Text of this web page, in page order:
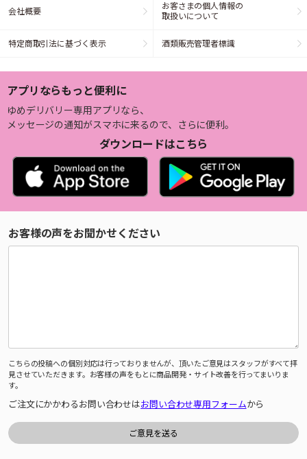
会社概要
お客さまの個人情報の
取扱いについて
特定商取引法に基づく表示 酒類販売管理者標識
アプリならもっと便利に
ゆめデリバリー専用アプリなら、
メッセージの通知がスマホに来るので、さらに便利。
ダウンロードはこちら
お客様の声をお聞かせください
こちらの投稿への個別対応は行っておりませんが、頂いたご意見はスタッフがすべて拝
見させていただきます。お客様の声をもとに商品開発・サイト改善を行ってまいりま
す。
ご注文にかかわるお問い合わせはお問い合わせ専用フォームから